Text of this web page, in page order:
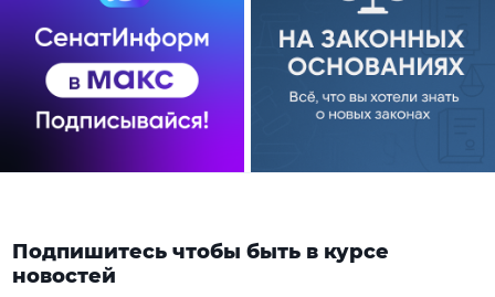
Подпишитесь чтобы быть в курсе
новостей